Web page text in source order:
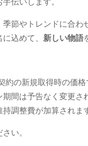
節やトレンドに合わ
込めて、 新しい物語
の新規取得時の価格
間は予告なく変更さ
調整費が加算されま
い。